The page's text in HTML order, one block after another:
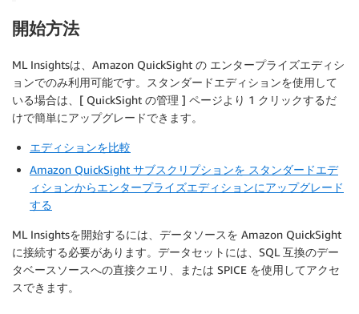
開始方法
ML Insightsは、Amazon QuickSight の エンタープライズエディシ
ョンでのみ利用可能です。スタンダードエディションを使用して
いる場合は、[ QuickSight の管理 ] ページより 1 クリックするだ
けで簡単にアップグレードできます。
エディションを比較
Amazon QuickSight サブスクリプションを スタンダードエデ
ィションからエンタープライズエディションにアップグレード
する
ML Insightsを開始するには、データソースを Amazon QuickSight
に接続する必要があります。データセットには、SQL 互換のデー
タベースソースへの直接クエリ、または SPICE を使用してアクセ
スできます。